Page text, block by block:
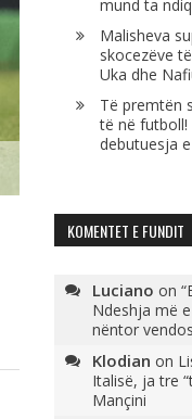
mund ta
Malisheva
skocezëve
Uka dhe
Të premtën
të në futboll!
debutuesja
KOMENTET E FUNDIT
Luciano on
Ndeshja më
nëntor
Klodian on
Italisë, ja tre
Mançini